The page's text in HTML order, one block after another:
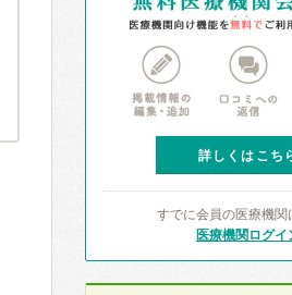
詳しくはこち
すでに会員の医療機関
医療機関ログイ